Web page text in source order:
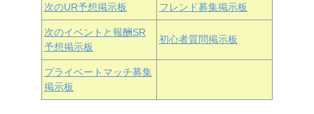
朝香果林 近江彼方 エマ・ヴェルデ
次のUR予想掲示板 フレンド募集掲示板
次のイベントと報酬SR
予想掲示板
初心者質問掲示板
プライベートマッチ募集
掲示板